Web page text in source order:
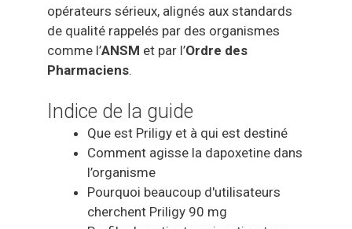
opérateurs sérieux, alignés aux standards
de qualité rappelés par des organismes
comme l’ANSM et par l’Ordre des
Pharmaciens.
Indice de la guide
Que est Priligy et à qui est destiné
Comment agisse la dapoxetine dans
l’organisme
Pourquoi beaucoup d'utilisateurs
cherchent Priligy 90 mg